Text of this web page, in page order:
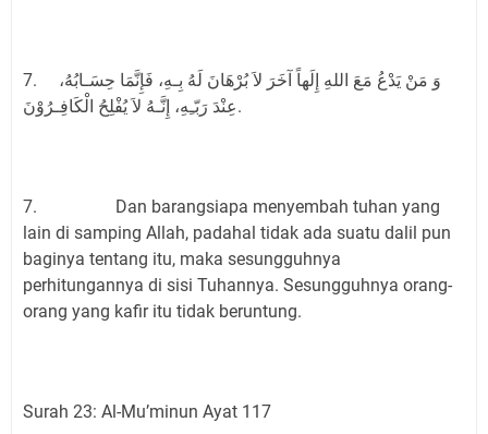
7. وَ مَنْ يَدْعُ مَعَ اللهِ إِلَهاً آخَرَ لاَ بُرْهَانَ لَهُ بِـهِ، فَإِنَّمَا حِسَـابُهُ،
عِنْدَ رَبّـِهِ، إِنَّـهُ لاَ يُفْلِحُ الْكَافِـرُوْنَ.
7. Dan barangsiapa menyembah tuhan yang
lain di samping Allah, padahal tidak ada suatu dalil pun
baginya tentang itu, maka sesungguhnya
perhitungannya di sisi Tuhannya. Sesungguhnya orang-
orang yang kafir itu tidak beruntung.
Surah 23: Al-Mu’minun Ayat 117